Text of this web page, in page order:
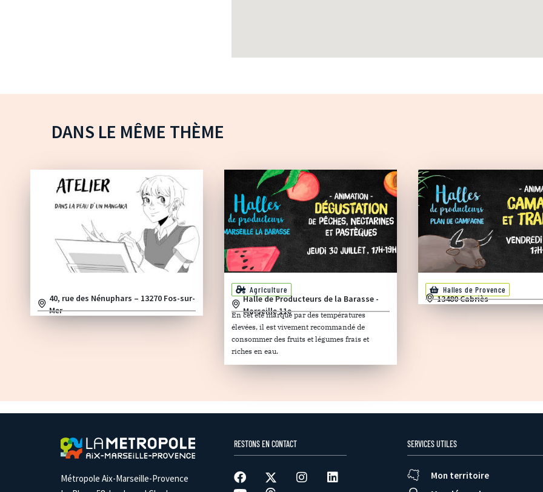
DANS LE MÊME THÈME
40, rue des Nénuphars – 13270 Fos-sur-
Mer
Agriculture
Halle de Producteurs de la Barasse -
Marseille 11e
En cet été marqué par des températures
élevées, il est vivement recommandé de
consommer des fruits et légumes frais et
riches en eau.
Halles de Provence
13480 Cabriès
Métropole Aix-Marseille-Provence
RESTONS EN CONTACT SERVICES UTILES
Mon territoire